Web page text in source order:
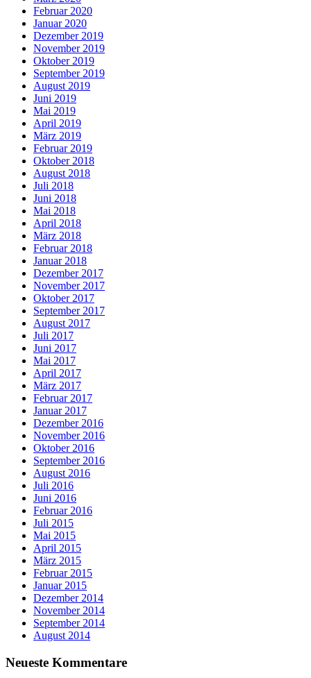
Februar 2020
Januar 2020
Dezember 2019
November 2019
Oktober 2019
September 2019
August 2019
Juni 2019
Mai 2019
April 2019
März 2019
Februar 2019
Oktober 2018
August 2018
Juli 2018
Juni 2018
Mai 2018
April 2018
März 2018
Februar 2018
Januar 2018
Dezember 2017
November 2017
Oktober 2017
September 2017
August 2017
Juli 2017
Juni 2017
Mai 2017
April 2017
März 2017
Februar 2017
Januar 2017
Dezember 2016
November 2016
Oktober 2016
September 2016
August 2016
Juli 2016
Juni 2016
Februar 2016
Juli 2015
Mai 2015
April 2015
März 2015
Februar 2015
Januar 2015
Dezember 2014
November 2014
September 2014
August 2014
Neueste Kommentare